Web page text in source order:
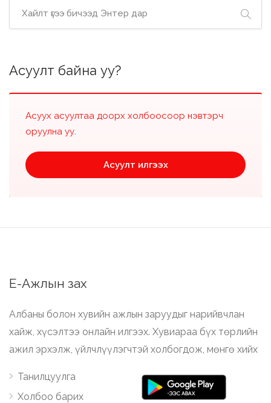
Асуулт байна уу?
Асуух асуултаа доорх холбоосоор нэвтэрч
оруулна уу.
Асуулт илгээх
Е-Ажлын зах
Албаны болон хувийн ажлын заруудыг нарийвчлан
хайж, хүсэлтээ онлайн илгээх. Хувиараа бүх төрлийн
ажил эрхэлж, үйлчлүүлэгчтэй холбогдож, мөнгө хийх
Танилцуулга
Холбоо барих